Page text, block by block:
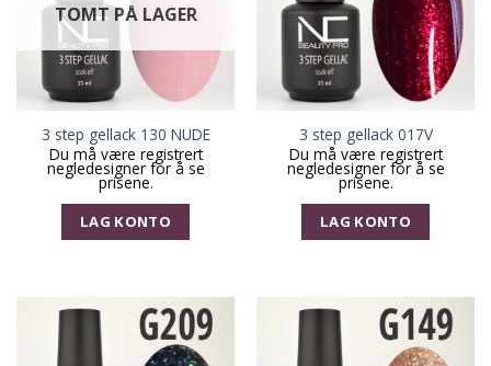
TOMT PÅ LAGER
3 step gellack 130 NUDE
Du må være registrert
negledesigner for å se
prisene.
LAG KONTO
3 step gellack 017V
Du må være registrert
negledesigner for å se
prisene.
LAG KONTO